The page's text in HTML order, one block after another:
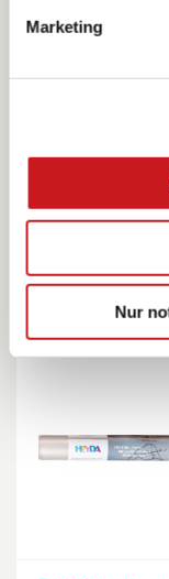
Marketing
Nur
Klebefolie |
500×1000
85 g/m²,